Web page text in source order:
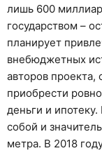
лишь 600
государством –
планирует
внебюджетных
авторов
приобрести
деньги и
собой и
метра. В 2018